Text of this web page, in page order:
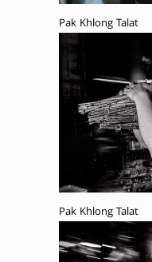
Pak Khlong Talat
Pak Khlong Talat